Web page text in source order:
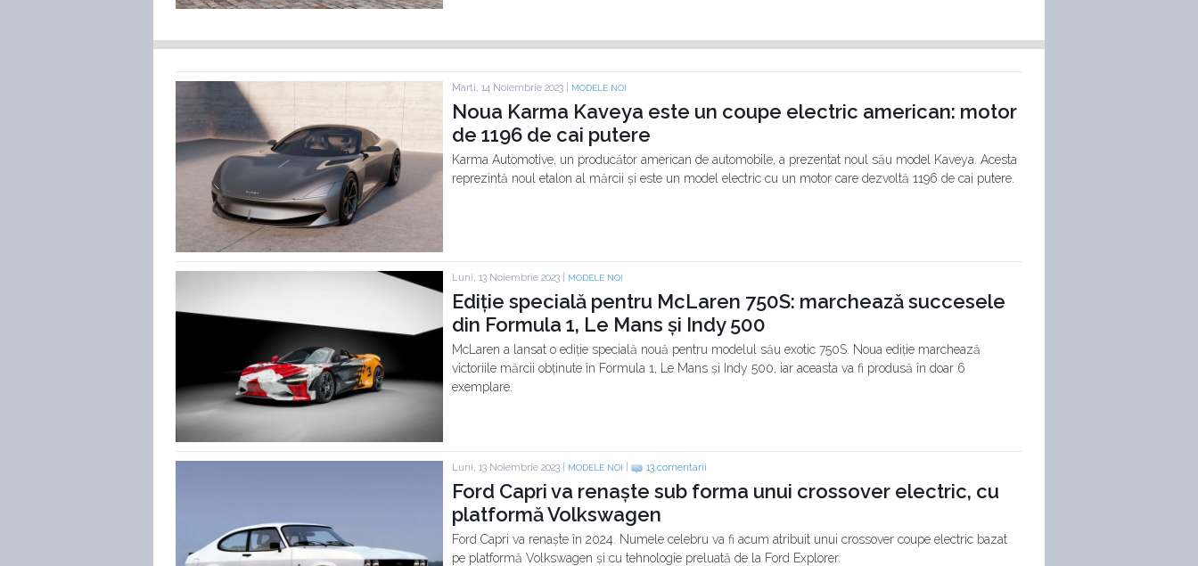
Marti, 14 Noiembrie 2023 | MODELE NOI
Noua Karma Kaveya este un coupe electric american: motor
de 1196 de cai putere
Karma Automotive, un producător american de automobile, a prezentat noul său model Kaveya. Acesta
reprezintă noul etalon al mărcii și este un model electric cu un motor care dezvoltă 1196 de cai putere.
Luni, 13 Noiembrie 2023 | MODELE NOI
Ediție specială pentru McLaren 750S: marchează succesele
din Formula 1, Le Mans și Indy 500
McLaren a lansat o ediție specială nouă pentru modelul său exotic 750S. Noua ediție marchează
victoriile mărcii obținute în Formula 1, Le Mans și Indy 500, iar aceasta va fi produsă în doar 6
exemplare.
Luni, 13 Noiembrie 2023 | MODELE NOI 13 comentarii
Ford Capri va renaște sub forma unui crossover electric, cu
platformă Volkswagen
Ford Capri va renaște în 2024. Numele celebru va fi acum atribuit unui crossover coupe electric bazat
pe platformă Volkswagen și cu tehnologie preluată de la Ford Explorer.